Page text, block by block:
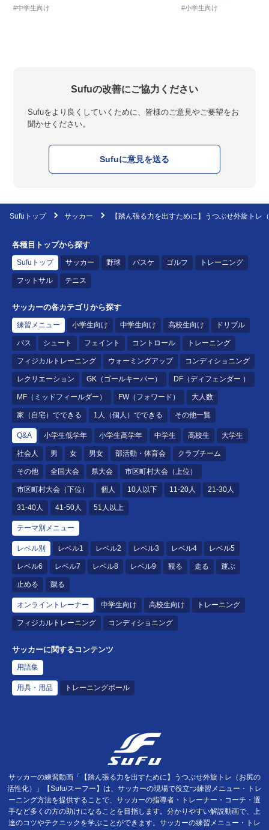
#中学生向け #小学生向け
Sufuの改善にご協力ください
Sufuをより良くしていくために、皆様のご意見やご要望をお
聞かせください。
Sufuに意見を送る
Sufuトップ サッカー 【踏ん張る力を出すために】うつぶせ外旋トレ
各種目トップから探す
Sufuトップ サッカー 野球 バスケ ゴルフ トレーニング
フットサル テニス
サッカーの各カテゴリから探す
練習メニュー 小学生向け 中学生向け 高校生向け ドリブル
パス シュート フェイント コントロール トレーニング
フィジカルトレーニング ウォーミングアップ コンディショニング
レクリエーション GK（ゴールキーパー） DF（ディフェンダー ）
MF（ミッドフィールダー） FW（フォワード） 大人数
家（自宅）でできる 1人（個人）でできる その他一覧
Q&A 小学生低学年 小学生高学年 中学生 高校生 大学生
社会人 男 女 男女 部活動・体育会 クラブチーム
その他 全国大会 県大会 市区町村大会（上位）
市区町村大会（下位） 個人 10人以下 11-20人 21-30人
31-40人 41-50人 51人以上
テーマ別メニュー
レベル別 レベル1 レベル2 レベル3 レベル4 レベル5
レベル6 レベル7 レベル8 レベル9 観る 走る 運ぶ
止める 蹴る
オンライントレーナー 中学生向け 高校生向け トレーニング
フィジカルトレーニング コンディショニング
サッカーに関するコンテンツ
用語集
用具・用品 トレーニングボール
サッカーの練習動画「【踏ん張る力を出すために】うつぶせ外旋トレ（お尻の
活性化）」【Sufu/スーフー】は、サッカーの現場で役立つ練習メニュー・トレ
ーニング方法を提供することで、サッカーの指導者・トレーナー・コーチ・選
手など多くの方の助けになることを目指します。分かりやすい解説動画で、上
達のコツやテクニックを学ぶことができます。サッカーの練習メニュー・トレ